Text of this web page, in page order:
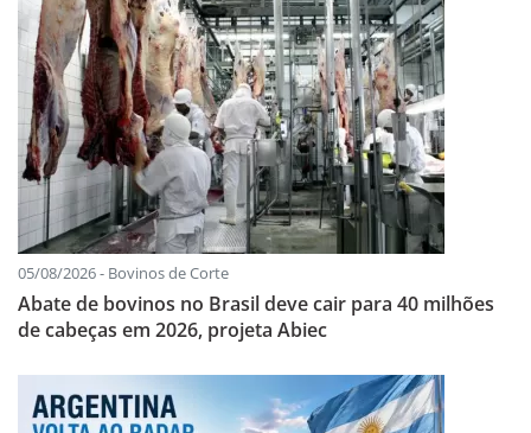
05/08/2026 - Bovinos de Corte
Abate de bovinos no Brasil deve cair para 40 milhões
de cabeças em 2026, projeta Abiec